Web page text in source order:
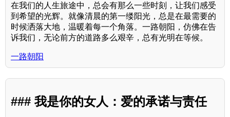
在我们的人生旅途中，总会有那么一些时刻，让我们感受
到希望的光辉。就像清晨的第一缕阳光，总是在最需要的
时候洒落大地，温暖着每一个角落。一路朝阳，仿佛在告
诉我们，无论前方的道路多么艰辛，总有光明在等候。
一路朝阳
### 我是你的女人：爱的承诺与责任